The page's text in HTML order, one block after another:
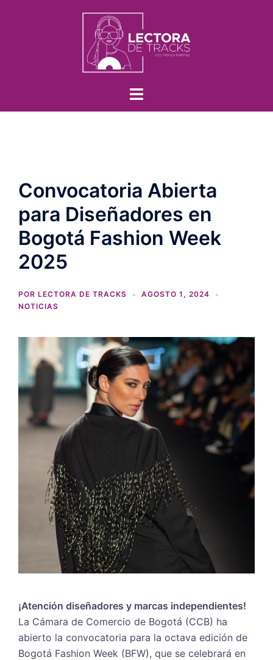
Convocatoria Abierta
para Diseñadores en
Bogotá Fashion Week
2025
POR LECTORA DE TRACKS
AGOSTO 1, 2024
NOTICIAS
¡Atención diseñadores y marcas independientes!
La Cámara de Comercio de Bogotá (CCB) ha
abierto la convocatoria para la octava edición de
Bogotá Fashion Week (BFW), que se celebrará en